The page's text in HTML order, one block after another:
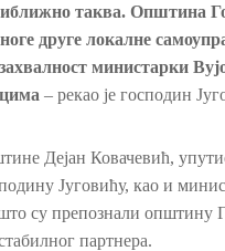
таква. Општина
друге локалне
захвалност министарки
– рекао је господин
Дејан Ковачевић,
Југовићу, као и
су препознали општину
партнера.